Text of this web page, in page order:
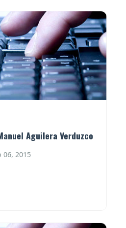
Aguilera Verduzco
06, 2015